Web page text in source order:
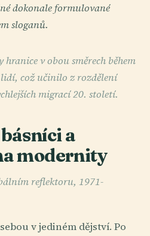
dokonale formulované
sloganů.
v obou směrech během
což učinilo z rozdělení
migrací 20. století.
a
modernity
reflektoru, 1971-
v jediném dějství. Po